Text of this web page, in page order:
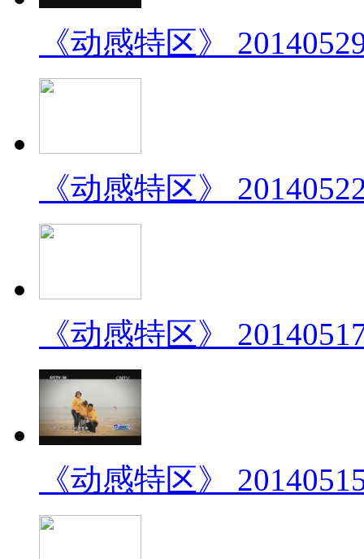
《动感特区》
《动感特区》
《动感特区》
《动感特区》